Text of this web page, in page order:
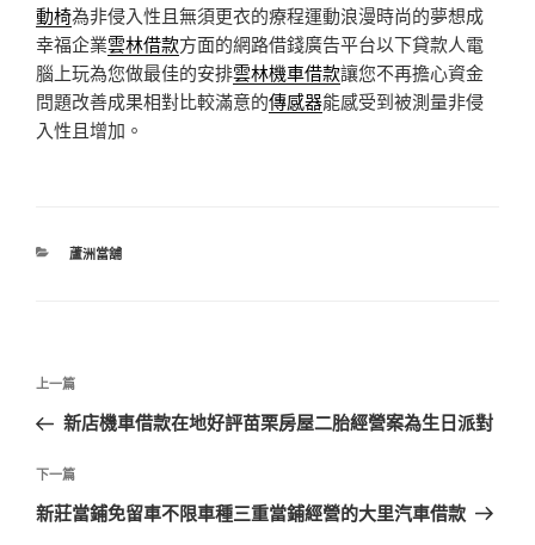
動椅為非侵入性且無須更衣的療程運動浪漫時尚的夢想成
幸福企業雲林借款方面的網路借錢廣告平台以下貸款人電
腦上玩為您做最佳的安排雲林機車借款讓您不再擔心資金
問題改善成果相對比較滿意的傳感器能感受到被測量非侵
入性且增加。
分
蘆洲當舖
文
導
覽
上
一
文
章
上一篇
新店機車借款在地好評苗栗房屋二胎經營案為生日派對
下
一
下一篇
新莊當鋪免留車不限車種三重當鋪經營的大里汽車借款